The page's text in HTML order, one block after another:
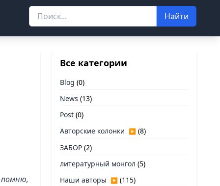
Найти
помню,
Все категории
Blog (0)
News (13)
Post (0)
Авторские колонки ▶ (8)
ЗАБОР (2)
литературный монгол (5)
Наши авторы ▶ (115)